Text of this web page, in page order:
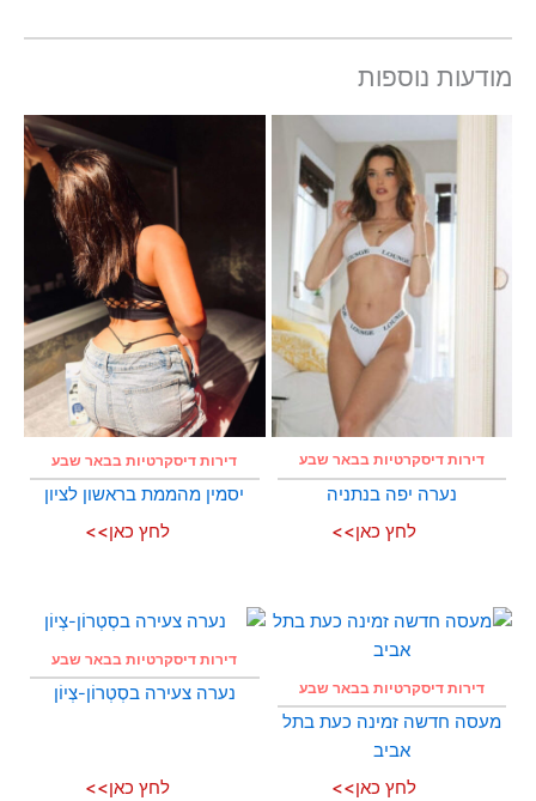
מודעות נוספות
דירות דיסקרטיות בבאר שבע
נערה יפה בנתניה
לחץ כאן>>
דירות דיסקרטיות בבאר שבע
יסמין מהממת בראשון לציון
לחץ כאן>>
דירות דיסקרטיות בבאר שבע
מעסה חדשה זמינה כעת בתל
אביב
לחץ כאן>>
דירות דיסקרטיות בבאר שבע
נערה צעירה בסְטְרוֹן-צְיוֹן
לחץ כאן>>